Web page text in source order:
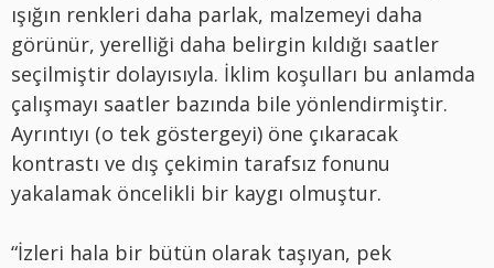
ışığın renkleri daha parlak, malzemeyi daha
görünür, yerelliği daha belirgin kıldığı saatler
seçilmiştir dolayısıyla. İklim koşulları bu anlamda
çalışmayı saatler bazında bile yönlendirmiştir.
Ayrıntıyı (o tek göstergeyi) öne çıkaracak
kontrastı ve dış çekimin tarafsız fonunu
yakalamak öncelikli bir kaygı olmuştur.
“İzleri hala bir bütün olarak taşıyan, pek